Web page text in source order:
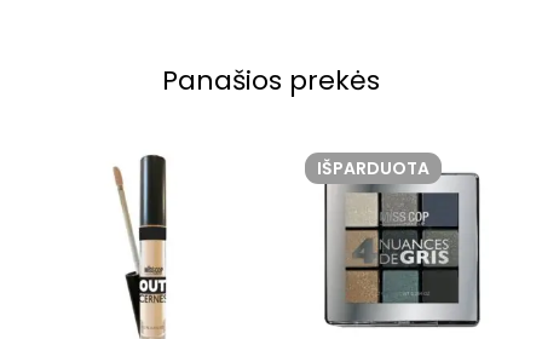
Panašios prekės
IŠPARDUOTA